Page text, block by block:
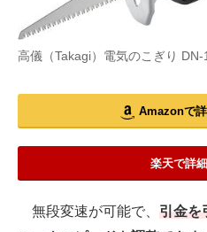
高儀（Takagi）電気のこぎり DN-
Amazonで
楽天で詳
無段変速が可能で、 引金を